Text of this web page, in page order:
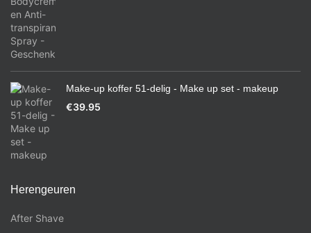
Make-up koffer 51-delig - Make up set - makeup
€39.95
Herengeuren
After Shave